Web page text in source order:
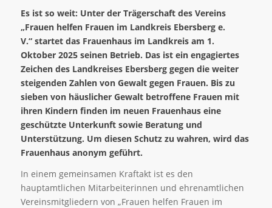
Es ist so weit: Unter der Trägerschaft des Vereins
„Frauen helfen Frauen im Landkreis Ebersberg e.
V.“ startet das Frauenhaus im Landkreis am 1.
Oktober 2025 seinen Betrieb. Das ist ein engagiertes
Zeichen des Landkreises Ebersberg gegen die weiter
steigenden Zahlen von Gewalt gegen Frauen. Bis zu
sieben von häuslicher Gewalt betroffene Frauen mit
ihren Kindern finden im neuen Frauenhaus eine
geschützte Unterkunft sowie Beratung und
Unterstützung. Um diesen Schutz zu wahren, wird das
Frauenhaus anonym geführt.
In einem gemeinsamen Kraftakt ist es den
hauptamtlichen Mitarbeiterinnen und ehrenamtlichen
Vereinsmitgliedern von „Frauen helfen Frauen im